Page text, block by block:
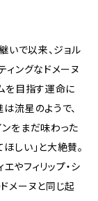
いで以来、ジョル
ィングなドメーヌ
を目指す運命に
流星のようで、
ンをまだ味わった
しい」と大絶賛。
フィリップ・シ
メーヌと同じ起